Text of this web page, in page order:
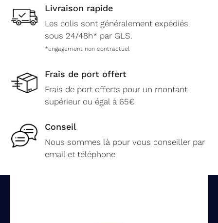
Livraison rapide
Les colis sont généralement expédiés
sous 24/48h* par GLS.
*engagement non contractuel
Frais de port offert
Frais de port offerts pour un montant
supérieur ou égal à 65€
Conseil
Nous sommes là pour vous conseiller par
email et téléphone